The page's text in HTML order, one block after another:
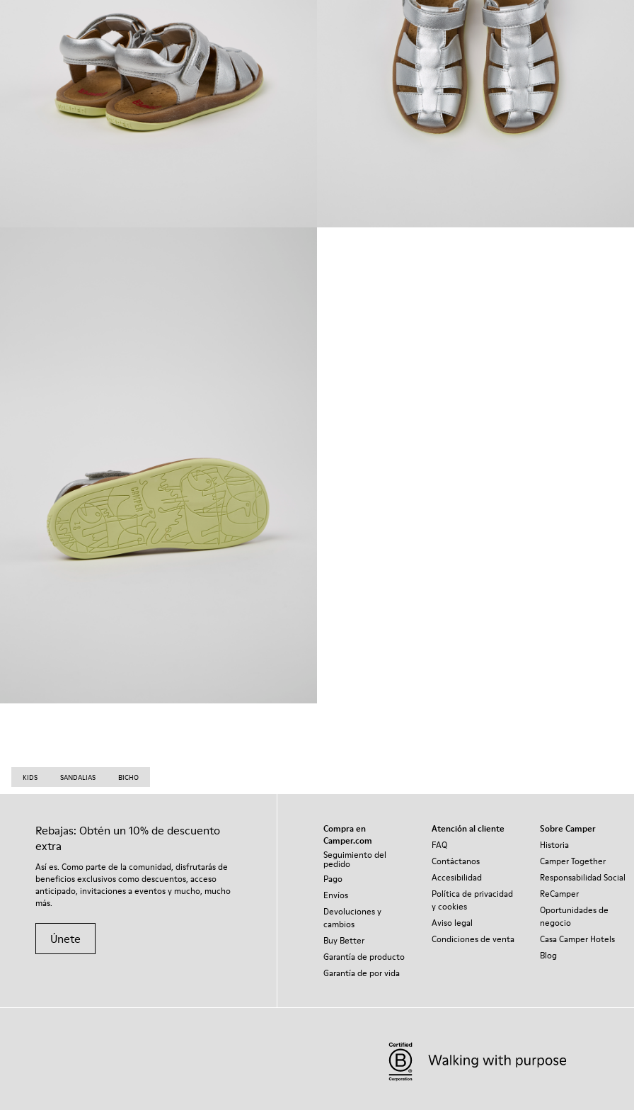
KIDS SANDALIAS BICHO
Rebajas: Obtén un 10% de descuento
extra
Así es. Como parte de la comunidad, disfrutarás de
beneficios exclusivos como descuentos, acceso
anticipado, invitaciones a eventos y mucho, mucho
más.
Únete
Compra en
Camper.com
Seguimiento del
pedido
Pago
Envíos
Devoluciones y
cambios
Buy Better
Garantía de producto
Garantía de por vida
Atención al cliente
FAQ
Contáctanos
Accesibilidad
Política de privacidad
y cookies
Aviso legal
Condiciones de venta
Sobre Camper
Historia
Camper Together
Responsabilidad Social
ReCamper
Oportunidades de
negocio
Casa Camper Hotels
Blog